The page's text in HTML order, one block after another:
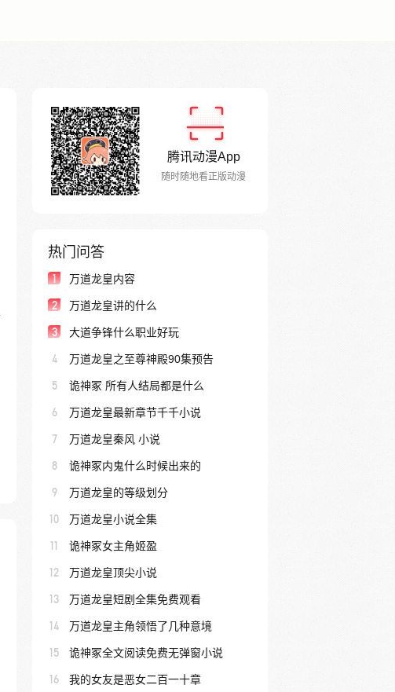
腾讯动漫App
随时随地看正版动漫
热门问答
1 万道龙皇内容
2 万道龙皇讲的什么
3 大道争锋什么职业好玩
4 万道龙皇之至尊神殿90集预告
5 诡神冢 所有人结局都是什么
6 万道龙皇最新章节千千小说
7 万道龙皇秦风 小说
8 诡神冢内鬼什么时候出来的
9 万道龙皇的等级划分
10 万道龙皇小说全集
11 诡神冢女主角姬盈
12 万道龙皇顶尖小说
13 万道龙皇短剧全集免费观看
14 万道龙皇主角领悟了几种意境
15 诡神冢全文阅读免费无弹窗小说
16 我的女友是恶女二百一十章